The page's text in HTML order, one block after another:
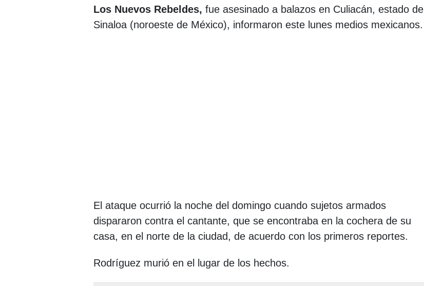
Los Nuevos Rebeldes, fue asesinado a balazos en Culiacán, estado de
Sinaloa (noroeste de México), informaron este lunes medios mexicanos.
El ataque ocurrió la noche del domingo cuando sujetos armados
dispararon contra el cantante, que se encontraba en la cochera de su
casa, en el norte de la ciudad, de acuerdo con los primeros reportes.
Rodríguez murió en el lugar de los hechos.